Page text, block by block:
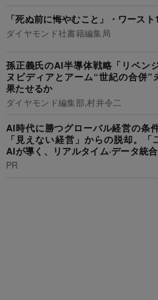
「死ぬ前に悔やむこと」・ワースト1
ダイヤモンド社書籍編集局
孫正義氏のAI半導体戦略「リベン
ヌビディアとアーム“世紀の合併”
果たせるか
ダイヤモンド編集部,村井令二
AI時代に勝つグローバル経営の条
「見えない経営」からの脱却。「
AIが導く、リアルタイム·データ統
PR